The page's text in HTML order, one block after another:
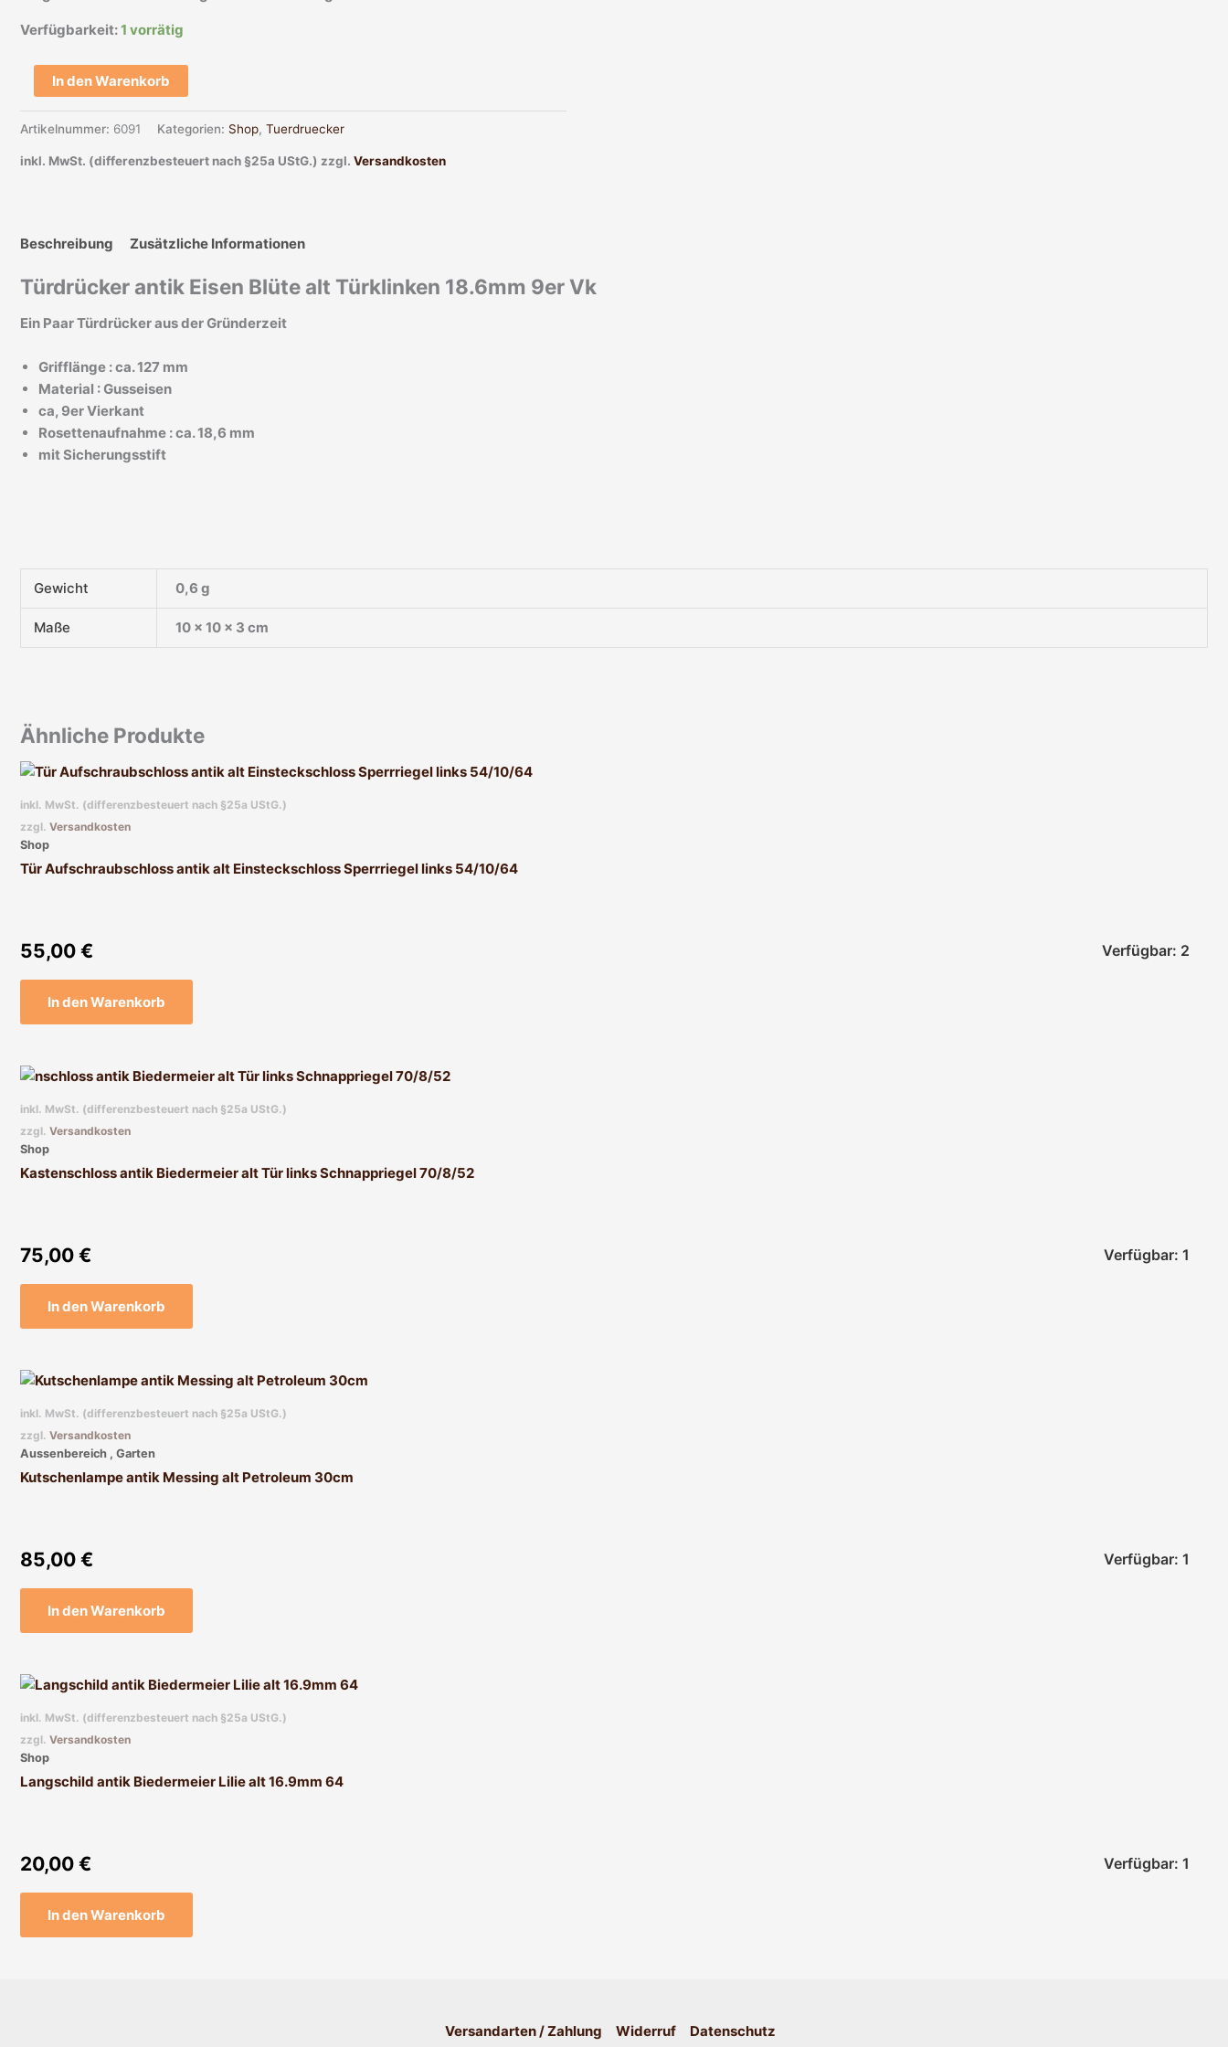
Verfügbarkeit:1 vorrätig
In den Warenkorb
Artikelnummer: 6091 Kategorien: Shop, Tuerdruecker
inkl. MwSt. (differenzbesteuert nach §25a UStG.) zzgl. Versandkosten
Beschreibung Zusätzliche Informationen
Türdrücker antik Eisen Blüte alt Türklinken 18.6mm 9er Vk
Ein Paar Türdrücker aus der Gründerzeit
Grifflänge : ca. 127 mm
Material : Gusseisen
ca, 9er Vierkant
Rosettenaufnahme : ca. 18,6 mm
mit Sicherungsstift
Gewicht 0,6 g
Maße 10 × 10 × 3 cm
Ähnliche Produkte
inkl. MwSt. (differenzbesteuert nach §25a UStG.)
zzgl. Versandkosten
Shop
Tür Aufschraubschloss antik alt Einsteckschloss Sperrriegel links 54/10/64
55,00 € Verfügbar: 2
In den Warenkorb
inkl. MwSt. (differenzbesteuert nach §25a UStG.)
zzgl. Versandkosten
Shop
Kastenschloss antik Biedermeier alt Tür links Schnappriegel 70/8/52
75,00 € Verfügbar: 1
In den Warenkorb
inkl. MwSt. (differenzbesteuert nach §25a UStG.)
zzgl. Versandkosten
Aussenbereich , Garten
Kutschenlampe antik Messing alt Petroleum 30cm
85,00 € Verfügbar: 1
In den Warenkorb
inkl. MwSt. (differenzbesteuert nach §25a UStG.)
zzgl. Versandkosten
Shop
Langschild antik Biedermeier Lilie alt 16.9mm 64
20,00 € Verfügbar: 1
In den Warenkorb
Versandarten / Zahlung Widerruf
Datenschutz